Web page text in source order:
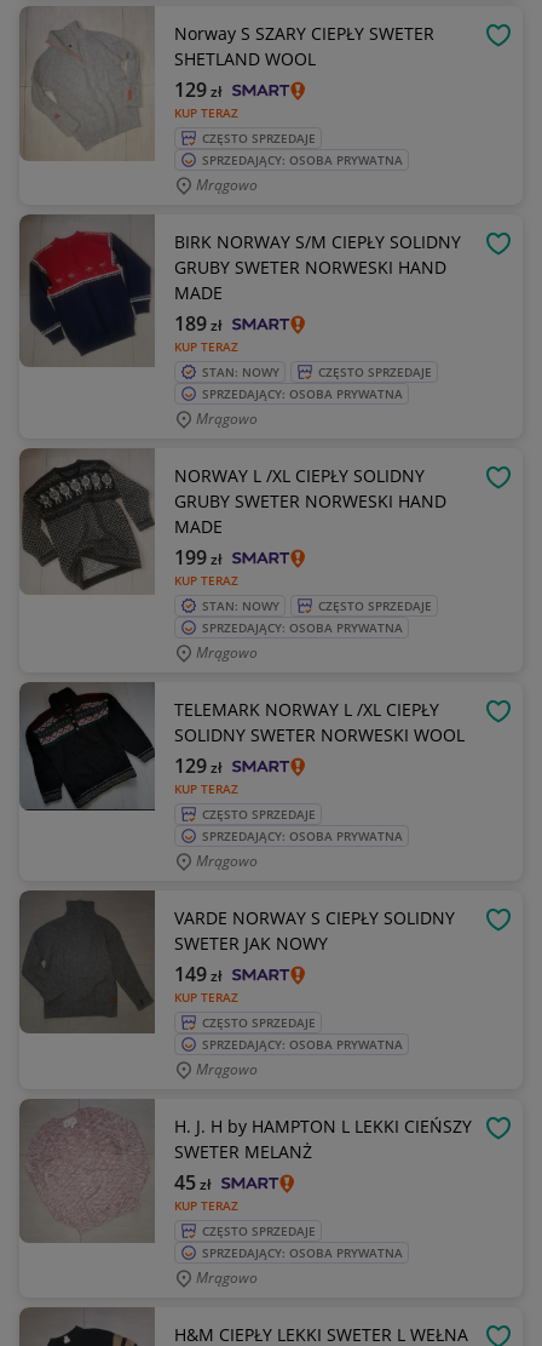
Norway S SZARY CIEPŁY SWETER
SHETLAND WOOL
KUP TERAZ
129zł
CZĘSTO SPRZEDAJE
SPRZEDAJĄCY: OSOBA PRYWATNA
Mrągowo
BIRK NORWAY S/M CIEPŁY SOLIDNY
GRUBY SWETER NORWESKI HAND
MADE
KUP TERAZ
189zł
STAN: NOWY
CZĘSTO SPRZEDAJE
SPRZEDAJĄCY: OSOBA PRYWATNA
Mrągowo
NORWAY L /XL CIEPŁY SOLIDNY
GRUBY SWETER NORWESKI HAND
MADE
KUP TERAZ
199zł
STAN: NOWY
CZĘSTO SPRZEDAJE
SPRZEDAJĄCY: OSOBA PRYWATNA
Mrągowo
TELEMARK NORWAY L /XL CIEPŁY
SOLIDNY SWETER NORWESKI WOOL
KUP TERAZ
129zł
CZĘSTO SPRZEDAJE
SPRZEDAJĄCY: OSOBA PRYWATNA
Mrągowo
VARDE NORWAY S CIEPŁY SOLIDNY
SWETER JAK NOWY
KUP TERAZ
149zł
CZĘSTO SPRZEDAJE
SPRZEDAJĄCY: OSOBA PRYWATNA
Mrągowo
H. J. H by HAMPTON L LEKKI CIEŃSZY
SWETER MELANŻ
KUP TERAZ
45zł
CZĘSTO SPRZEDAJE
SPRZEDAJĄCY: OSOBA PRYWATNA
Mrągowo
H&M CIEPŁY LEKKI SWETER L WEŁNA